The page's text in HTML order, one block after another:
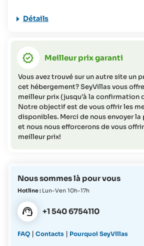
Détails
Meilleur prix garanti
Vous avez trouvé sur un autre site un
cet hébergement? SeyVillas vous
meilleur prix (jusqu’à la confirmation
Notre objectif est de vous offrir les
disponibles. Merci de nous envoyer
et nous nous efforcerons de vous
meilleur prix!
Nous sommes là pour vous
Hotline : Lun-Ven 10h-17h
+1 540 6754110
FAQ |Contacts | Pourquoi SeyVillas